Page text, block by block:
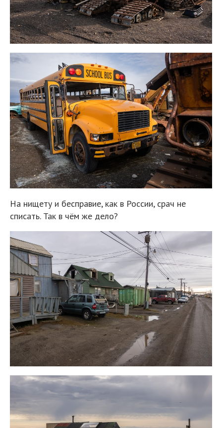
На нищету и бесправие, как в России, срач не
списать. Так в чём же дело?